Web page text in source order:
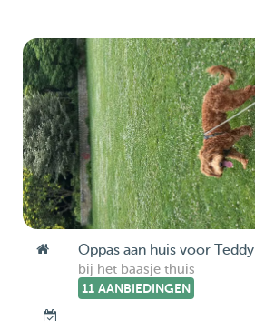
Oppas aan huis voor Teddy
bij het baasje thuis
11 AANBIEDINGEN